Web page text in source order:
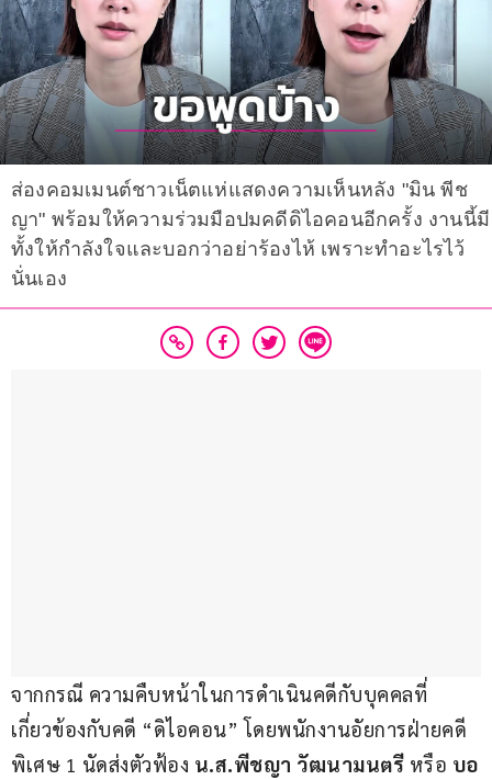
ส่องคอมเมนต์ชาวเน็ตแห่แสดงความเห็นหลัง "มิน พีช
ญา" พร้อมให้ความร่วมมือปมคดีดิไอคอนอีกครั้ง งานนี้มี
ทั้งให้กำลังใจและบอกว่าอย่าร้องไห้ เพราะทำอะไรไว้
นั่นเอง
จากกรณี ความคืบหน้าในการดำเนินคดีกับบุคคลที่
เกี่ยวข้องกับคดี “ดิไอคอน” โดยพนักงานอัยการฝ่ายคดี
พิเศษ 1 นัดส่งตัวฟ้อง น.ส.พีชญา วัฒนามนตรี หรือ บอ